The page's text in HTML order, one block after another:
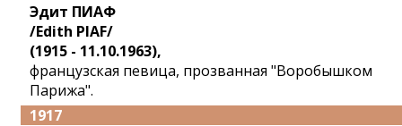
Эдит ПИАФ
/Edith PIAF/
(1915 - 11.10.1963),
французская певица, прозванная "Воробышком
Парижа".
1917